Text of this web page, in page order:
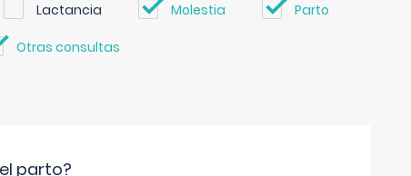
Lactancia Molestia Parto
Otras consultas
parto?